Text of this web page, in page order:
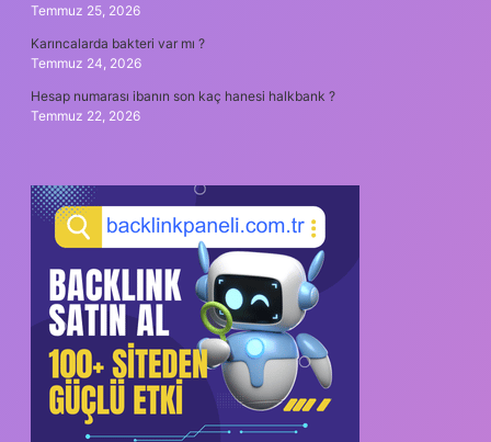
Temmuz 25, 2026
Karıncalarda bakteri var mı ?
Temmuz 24, 2026
Hesap numarası ibanın son kaç hanesi halkbank ?
Temmuz 22, 2026